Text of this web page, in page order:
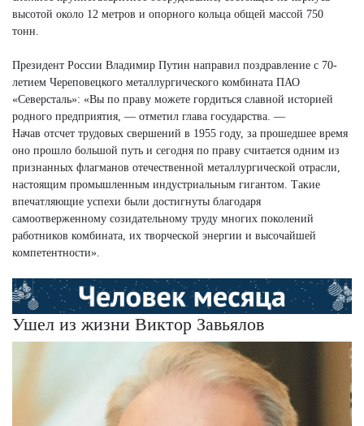
высотой около 12 метров и опорного кольца общей массой 750
тонн.
Президент России Владимир Путин направил поздравление с 70-
летием Череповецкого металлургического комбината ПАО
«Северсталь»: «Вы по праву можете гордиться славной историей
родного предприятия, — отметил глава государства. —
Начав отсчет трудовых свершений в 1955 году, за прошедшее время
оно прошло большой путь и сегодня по праву считается одним из
признанных флагманов отечественной металлургической отрасли,
настоящим промышленным индустриальным гигантом. Такие
впечатляющие успехи были достигнуты благодаря
самоотверженному созидательному труду многих поколений
работников комбината, их творческой энергии и высочайшей
компетентности».
Ушел из жизни Виктор Завьялов